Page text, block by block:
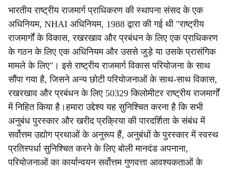
भारतीय राष्ट्रीय राजमार्ग प्राधिकरण की स्थापना संसद के एक
अधिनियम, NHAI अधिनियम, 1988 द्वारा की गई थी "राष्ट्रीय
राजमार्गों के विकास, रखरखाव और प्रबंधन के लिए एक प्राधिकरण
के गठन के लिए एक अधिनियम और उससे जुड़े या उसके प्रासंगिक
मामले के लिए"। इसे राष्ट्रीय राजमार्ग विकास परियोजना के साथ
सौंपा गया है, जिसने अन्य छोटी परियोजनाओं के साथ-साथ विकास,
रखरखाव और प्रबंधन के लिए 50329 किलोमीटर राष्ट्रीय राजमार्गों
में निहित किया है।हमारा उद्देश्य यह सुनिश्चित करना है कि सभी
अनुबंध पुरस्कार और खरीद प्रक्रिया की पारदर्शिता के संबंध में
सर्वोत्तम उद्योग प्रथाओं के अनुरूप हैं, अनुबंधों के पुरस्कार में स्वस्थ
प्रतिस्पर्धा सुनिश्चित करने के लिए बोली मानदंड अपनाना,
परियोजनाओं का कार्यान्वयन सर्वोत्तम गुणवत्ता आवश्यकताओं के